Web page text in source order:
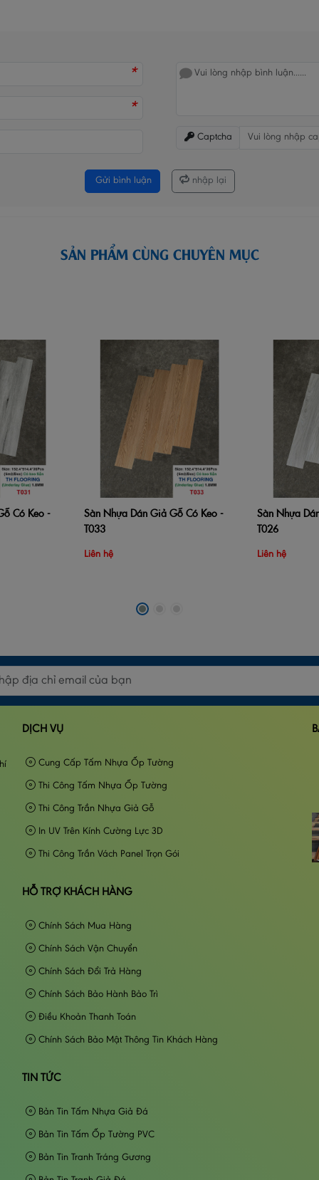
*
*
Captcha
Gửi bình luận nhập lại
SẢN PHẨM CÙNG CHUYÊN MỤC
Có Keo -
Thêm vào giỏ hàng
Sàn Nhựa Dán Giả Gỗ Có Keo -
T033
Liên hệ
Thêm vào giỏ
Sàn Nhựa
T026
Liên hệ
DỊCH VỤ
Cung Cấp Tấm Nhựa Ốp Tường
Thi Công Tấm Nhựa Ốp Tường
Thi Công Trần Nhựa Giả Gỗ
In UV Trên Kính Cường Lực 3D
Thi Công Trần Vách Panel Trọn Gói
HỖ TRỢ KHÁCH HÀNG
Chính Sách Mua Hàng
Chính Sách Vận Chuyển
Chính Sách Đổi Trả Hàng
Chính Sách Bảo Hành Bảo Trì
Điều Khoản Thanh Toán
Chính Sách Bảo Mật Thông Tin Khách Hàng
TIN TỨC
Bản Tin Tấm Nhựa Giả Đá
Bản Tin Tấm Ốp Tường PVC
Bản Tin Tranh Tráng Gương